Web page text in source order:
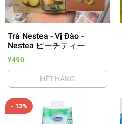
Trà Nestea - Vị Đào -
Nestea ピーチティー
¥490
HẾT HÀNG
- 13%